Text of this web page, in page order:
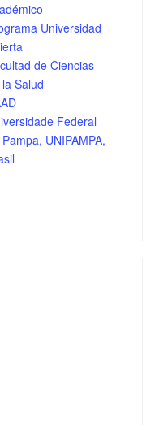
Universidad
de Ciencias
Salud
Federal
UNIPAMPA,